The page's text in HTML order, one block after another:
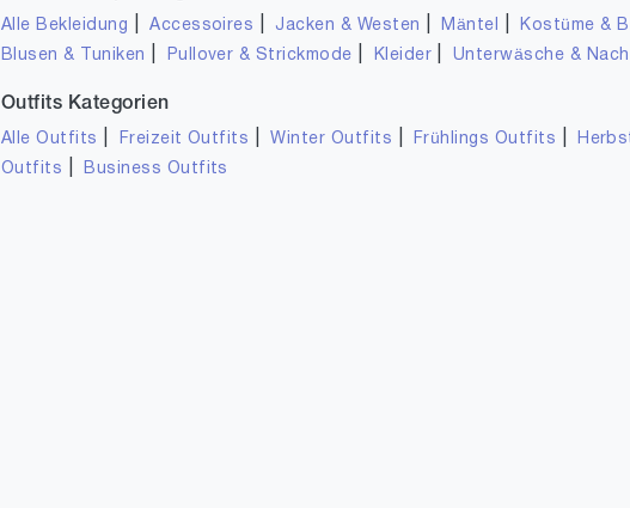
Alle Bekleidung |Accessoires Jacken & Westen Mäntel Kostüme &
Blusen & Tuniken Pullover & Strickmode Kleider Unterwäsche &
Outfits Kategorien
Alle Outfits Freizeit Outfits |Winter Outfits Frühlings Outfits
Outfits
Business Outfits